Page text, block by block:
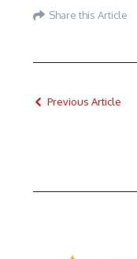
Share this Article
Previous Article